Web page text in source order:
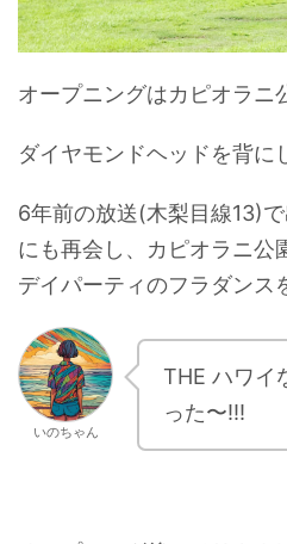
オープニングはカピオラニ
ダイヤモンドヘッドを背に
6年前の放送(木梨目線13)
にも再会し、カピオラニ公
デイパーティのフラダンス
いのちゃん
THE ハワイ
った〜!!!